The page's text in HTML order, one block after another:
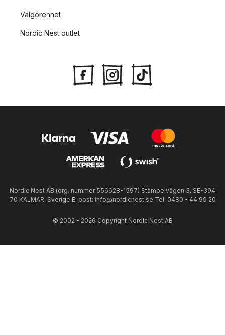
Välgörenhet
Nordic Nest outlet
Nordic Nest AB (org. nummer 556628-1597) Stämpelvägen 3, SE-394
70 KALMAR, Sverige E-post: info@nordicnest.se Tel. 0480 - 44 99 20
© 2002 - 2026 Copyright Nordic Nest AB